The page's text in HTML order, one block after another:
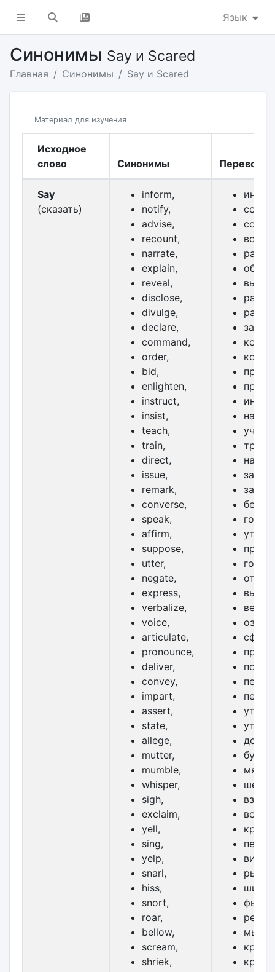
Язык
Синонимы Say и Scared
Главная Синонимы Say и Scared
Материал для изучения
Исходное
слово
Синонимы Перевод
Say
(сказать)
inform,
notify,
advise,
recount,
narrate,
explain,
reveal,
disclose,
divulge,
declare,
command,
order,
bid,
enlighten,
instruct,
insist,
teach,
train,
direct,
issue,
remark,
converse,
speak,
affirm,
suppose,
utter,
negate,
express,
verbalize,
voice,
articulate,
pronounce,
deliver,
convey,
impart,
assert,
state,
allege,
mutter,
mumble,
whisper,
sigh,
exclaim,
yell,
sing,
yelp,
snarl,
hiss,
snort,
roar,
bellow,
scream,
shriek,
учить,
петь,